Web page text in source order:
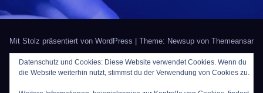
Mit Stolz präsentiert von WordPress Theme: Newsup von Themeansar
Startseite Kontakt Impressum Trainer gesucht?
Datenschutz und Cookies: Diese Website verwendet Cookies. Wenn du
die Website weiterhin nutzt, stimmst du der Verwendung von Cookies zu.